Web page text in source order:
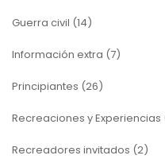
Guerra civil (14)
Información extra (7)
Principiantes (26)
Recreaciones y Experiencias
Recreadores invitados (2)